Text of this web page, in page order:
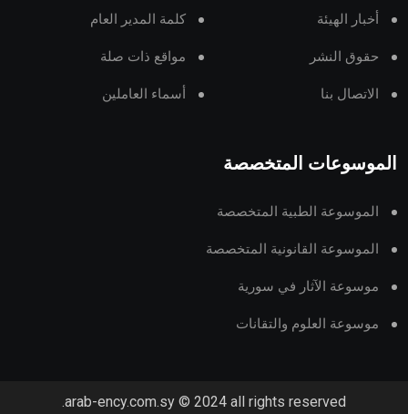
أخبار الهيئة كلمة المدير العام
حقوق النشر مواقع ذات صلة
الاتصال بنا أسماء العاملين
الموسوعات المتخصصة
الموسوعة الطبية المتخصصة
الموسوعة القانونية المتخصصة
موسوعة الآثار في سورية
موسوعة العلوم والتقانات
arab-ency.com.sy © 2024 all rights reserved.